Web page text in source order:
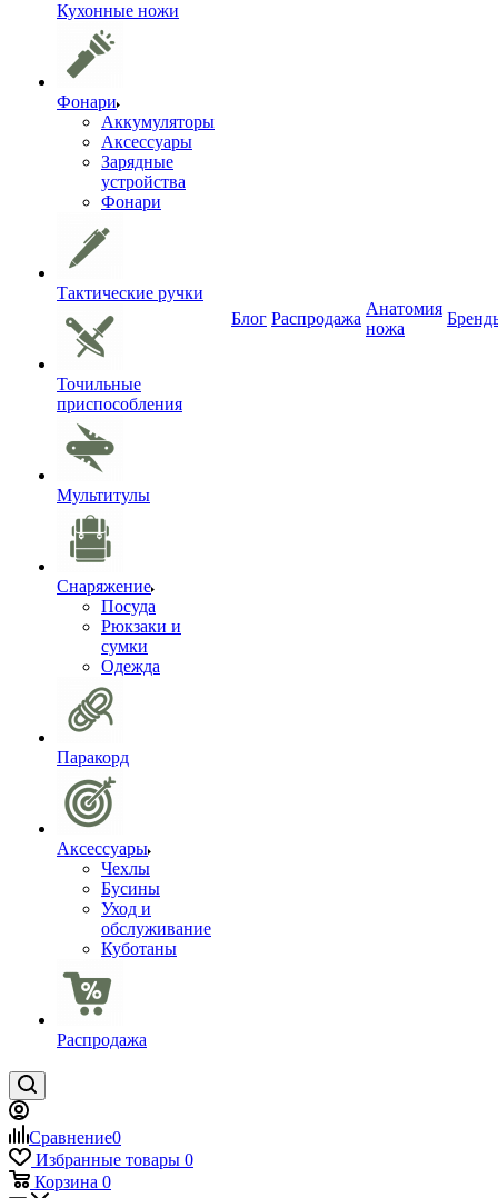
Кухонные ножи
Фонари
Аккумуляторы
Аксессуары
Зарядные
устройства
Фонари
Тактические ручки
Точильные
приспособления
Мультитулы
Снаряжение
Посуда
Рюкзаки и
сумки
Одежда
Паракорд
Аксессуары
Чехлы
Бусины
Уход и
обслуживание
Куботаны
Распродажа
Блог Распродажа
Анатомия
ножа
Сравнение0
Избранные товары 0
Корзина 0